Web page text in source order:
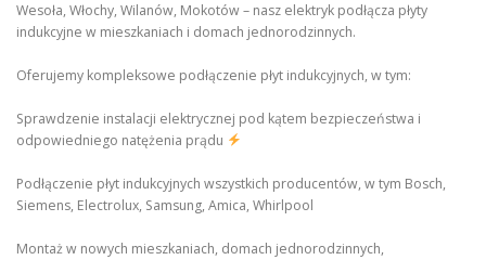
Wesoła, Włochy, Wilanów, Mokotów – nasz elektryk podłącza płyty
indukcyjne w mieszkaniach i domach jednorodzinnych.
Oferujemy kompleksowe podłączenie płyt indukcyjnych, w tym:
Sprawdzenie instalacji elektrycznej pod kątem bezpieczeństwa i
odpowiedniego natężenia prądu
Podłączenie płyt indukcyjnych wszystkich producentów, w tym Bosch,
Siemens, Electrolux, Samsung, Amica, Whirlpool
Montaż w nowych mieszkaniach, domach jednorodzinnych,